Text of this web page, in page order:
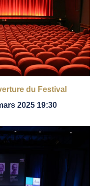
du Festival
2025 19:30